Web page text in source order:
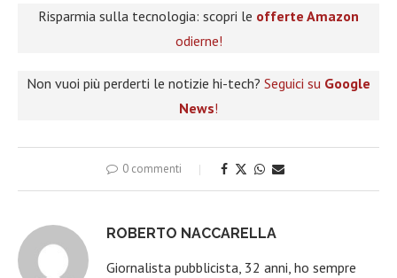
Risparmia sulla tecnologia: scopri le offerte Amazon
odierne!
Non vuoi più perderti le notizie hi-tech? Seguici su Google
News!
0 commenti
ROBERTO NACCARELLA
Giornalista pubblicista, 32 anni, ho sempre